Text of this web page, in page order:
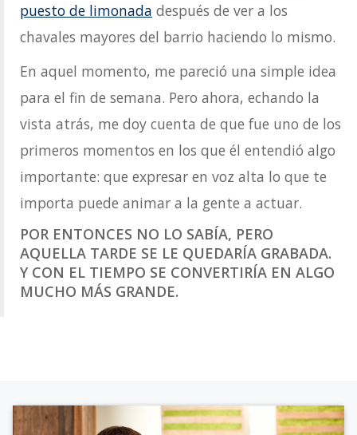
puesto de limonada después de ver a los
chavales mayores del barrio haciendo lo mismo.
En aquel momento, me pareció una simple idea
para el fin de semana. Pero ahora, echando la
vista atrás, me doy cuenta de que fue uno de los
primeros momentos en los que él entendió algo
importante: que expresar en voz alta lo que te
importa puede animar a la gente a actuar.
POR ENTONCES NO LO SABÍA, PERO
AQUELLA TARDE SE LE QUEDARÍA GRABADA.
Y CON EL TIEMPO SE CONVERTIRÍA EN ALGO
MUCHO MÁS GRANDE.